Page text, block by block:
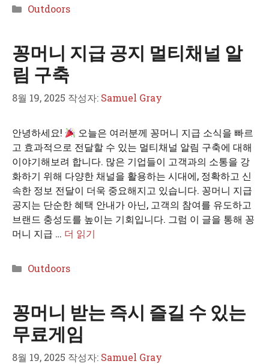
카
리
Outdoors
꽁머니 지급 공지 멀티채널 알
림 구축
8월 19, 2025 작성자: Samuel Gray
안녕하세요!
오늘은 여러분께 꽁머니 지급 소식을 빠르
고 효과적으로 전달할 수 있는 멀티채널 알림 구축에 대해
이야기해보려 합니다. 많은 기업들이 고객과의 소통을 강
화하기 위해 다양한 채널을 활용하는 시대에, 정확하고 신
속한 정보 전달이 더욱 중요해지고 있습니다. 꽁머니 지급
공지는 단순한 혜택 안내가 아닌, 고객의 참여를 유도하고
브랜드 충성도를 높이는 기회입니다. 그럼 이 글을 통해 꽁
머니 지급 … 더 읽기
카
리
Outdoors
꽁머니 받는 즉시 즐길 수 있는
무료게임
8월 19, 2025 작성자: Samuel Gray